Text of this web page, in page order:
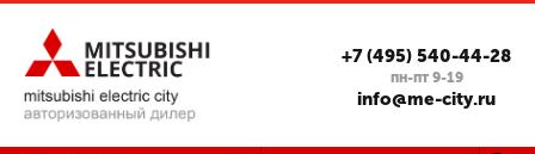
+7 (495) 540-44-28
пн-пт 9-19
info@me-city.ru